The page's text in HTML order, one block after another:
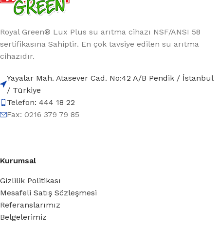
Royal Green® Lux Plus su arıtma cihazı NSF/ANSI 58
sertifikasına Sahiptir. En çok tavsiye edilen su arıtma
cihazıdır.
Yayalar Mah. Atasever Cad. No:42 A/B Pendik / İstanbul
/ Türkiye
Telefon: 444 18 22
Fax: 0216 379 79 85
Kurumsal
Gizlilik Politikası
Mesafeli Satış Sözleşmesi
Referanslarımız
Belgelerimiz